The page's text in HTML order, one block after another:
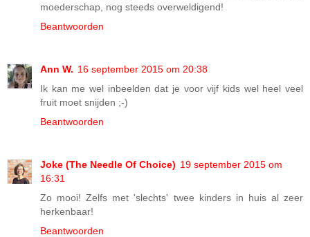
moederschap, nog steeds overweldigend!
Beantwoorden
Ann W. 16 september 2015 om 20:38
Ik kan me wel inbeelden dat je voor vijf kids wel heel veel
fruit moet snijden ;-)
Beantwoorden
Joke (The Needle Of Choice) 19 september 2015 om
16:31
Zo mooi! Zelfs met 'slechts' twee kinders in huis al zeer
herkenbaar!
Beantwoorden